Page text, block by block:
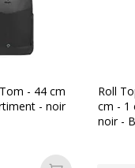
- 44 cm
- noir
Roll
cm - 1
noir -